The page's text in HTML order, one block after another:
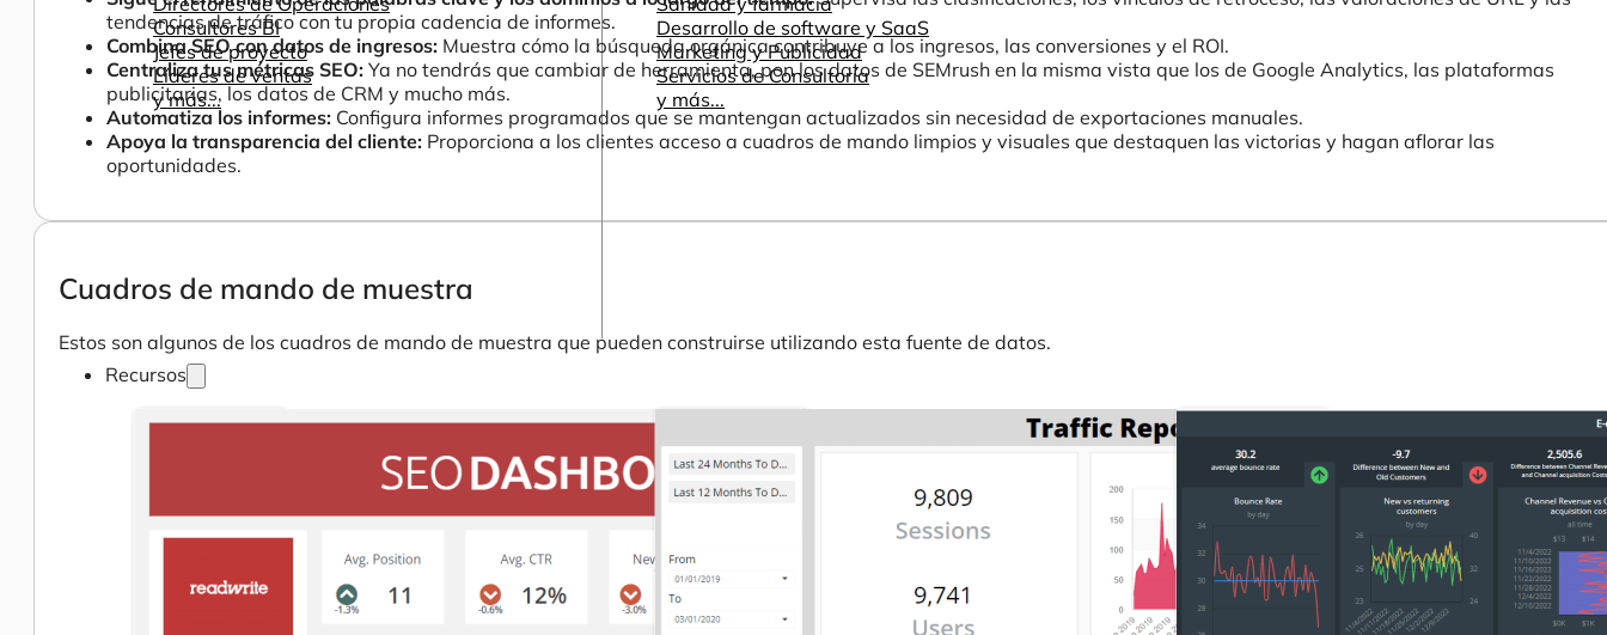
Consultores BI
Jefes de proyecto
Líderes de ventas
y más...
Desarrollo de software y SaaS
Marketing y Publicidad
Servicios de Consultoría
y más...
Recursos
Centro de Ayuda y Documentación
Otros recursos
Cuadros de mando e informes
Conectores
Seminarios web
Libros electrónicos
Nuestro Blog
tendencias de tráfico con tu propia cadencia de informes.
Combina SEO con datos de ingresos: Muestra cómo la búsqueda orgánica contribuye a los ingresos, las conversiones y el ROI.
Centraliza tus métricas SEO: Ya no tendrás que cambiar de herramienta, pon los datos de SEMrush en la misma vista que los de Google Analytics, las plataformas
publicitarias, los datos de CRM y mucho más.
Automatiza los informes: Configura informes programados que se mantengan actualizados sin necesidad de exportaciones manuales.
Apoya la transparencia del cliente: Proporciona a los clientes acceso a cuadros de mando limpios y visuales que destaquen las victorias y hagan aflorar las
oportunidades.
Cuadros de mando de muestra
Estos son algunos de los cuadros de mando de muestra que pueden construirse utilizando esta fuente de datos.